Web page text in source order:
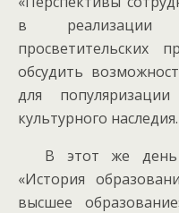
в реализации
просветительских
обсудить
для
культурного наследия.
В этот же день
«История
высшее